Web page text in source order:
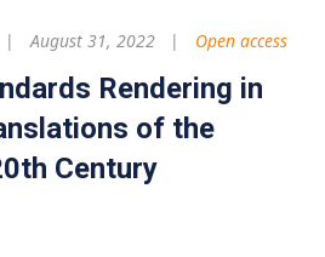
August 31, 2022 Open access
Rendering in
of the
Century